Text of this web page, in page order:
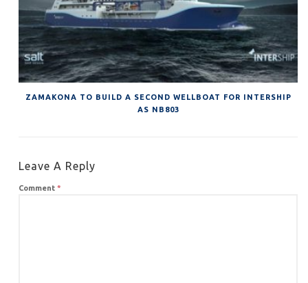
ZAMAKONA TO BUILD A SECOND WELLBOAT FOR INTERSHIP
AS NB803
Leave A Reply
Comment *